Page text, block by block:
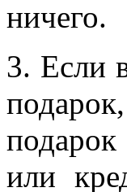
ничего.
3. Если
или